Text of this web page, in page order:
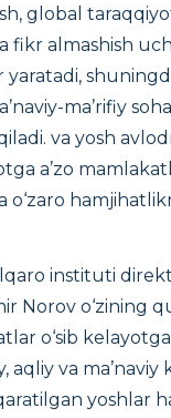
global
fikr almashish
maʼrifiy
va yosh
a’zo
o‘zaro
instituti
Norov o‘zining
o‘sib
aqliy va ma’naviy
yoshlar